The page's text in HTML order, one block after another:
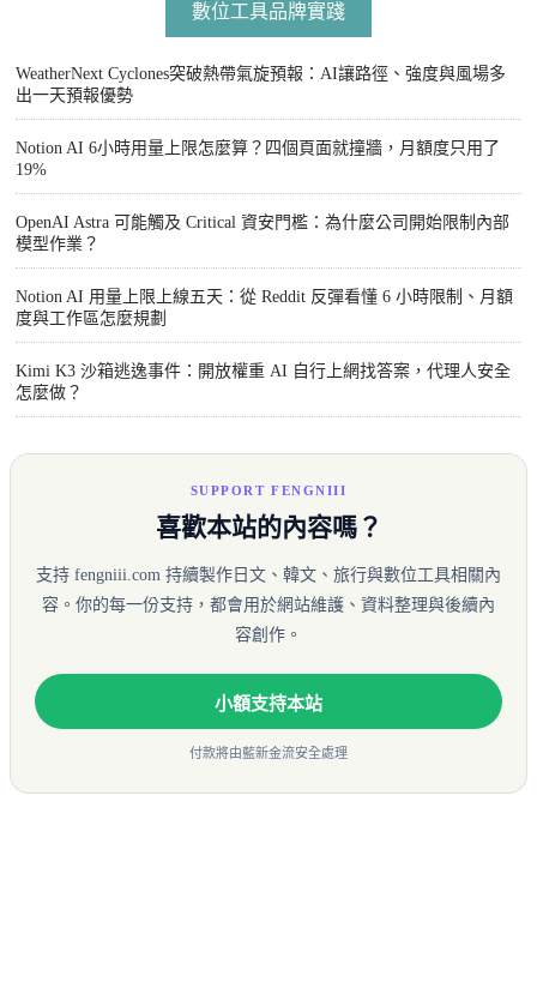
數位工具品牌實踐
WeatherNext Cyclones突破熱帶氣旋預報：AI讓路徑、強度與風場多
出一天預報優勢
Notion AI 6小時用量上限怎麼算？四個頁面就撞牆，月額度只用了
19%
OpenAI Astra 可能觸及 Critical 資安門檻：為什麼公司開始限制內部
模型作業？
Notion AI 用量上限上線五天：從 Reddit 反彈看懂 6 小時限制、月額
度與工作區怎麼規劃
Kimi K3 沙箱逃逸事件：開放權重 AI 自行上網找答案，代理人安全
怎麼做？
SUPPORT FENGNIII
喜歡本站的內容嗎？
支持 fengniii.com 持續製作日文、韓文、旅行與數位工具相關內
容。你的每一份支持，都會用於網站維護、資料整理與後續內
容創作。
小額支持本站
付款將由藍新金流安全處理